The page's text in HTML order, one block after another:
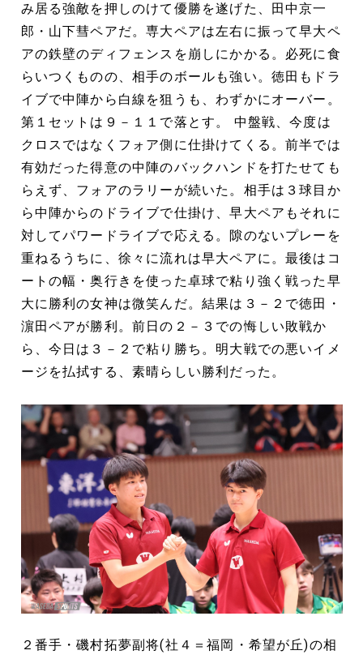
み居る強敵を押しのけて優勝を遂げた、田中京一
郎・山下彗ペアだ。専大ペアは左右に振って早大ペ
アの鉄壁のディフェンスを崩しにかかる。必死に食
らいつくものの、相手のボールも強い。徳田もドラ
イブで中陣から白線を狙うも、わずかにオーバー。
第１セットは９－１１で落とす。 中盤戦、今度は
クロスではなくフォア側に仕掛けてくる。前半では
有効だった得意の中陣のバックハンドを打たせても
らえず、フォアのラリーが続いた。相手は３球目か
ら中陣からのドライブで仕掛け、早大ペアもそれに
対してパワードライブで応える。隙のないプレーを
重ねるうちに、徐々に流れは早大ペアに。最後はコ
ートの幅・奥行きを使った卓球で粘り強く戦った早
大に勝利の女神は微笑んだ。結果は３－２で徳田・
濵田ペアが勝利。前日の２－３での悔しい敗戦か
ら、今日は３－２で粘り勝ち。明大戦での悪いイメ
ージを払拭する、素晴らしい勝利だった。
２番手・磯村拓夢副将(社４＝福岡・希望が丘)の相